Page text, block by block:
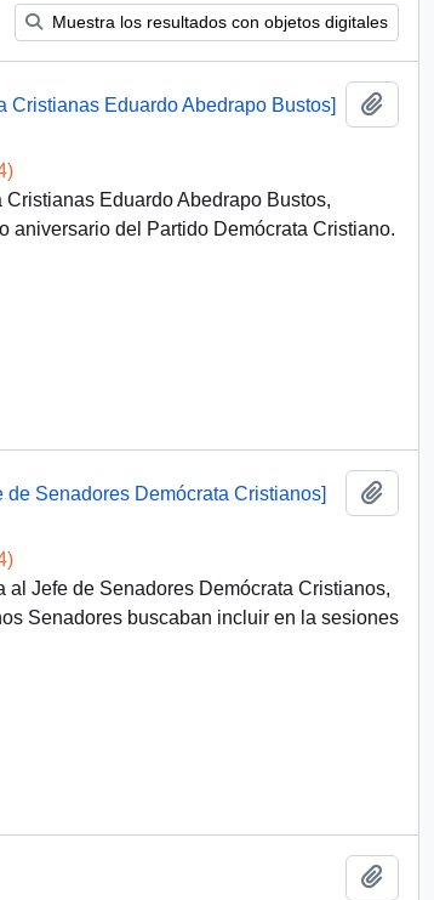
Muestra los resultados con objetos digitales
Cristianas Eduardo Abedrapo Bustos]
Eduardo Abedrapo Bustos,
aniversario del Partido Demócrata Cristiano.
Senadores Demócrata Cristianos]
Jefe de Senadores Demócrata Cristianos,
Senadores buscaban incluir en la sesiones